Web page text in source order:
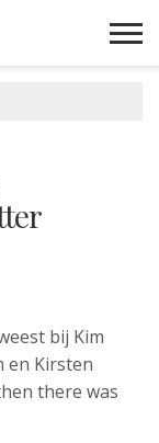
bij Kim
en Kirsten
there was